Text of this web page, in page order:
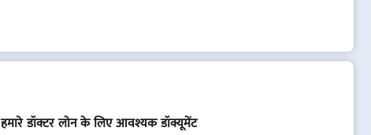
हमारे डॉक्टर लोन के लिए आवश्यक डॉक्यूमेंट